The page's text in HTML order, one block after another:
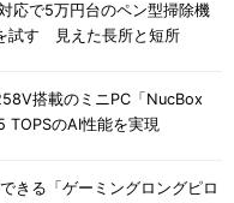
応で5万円台のペン型掃除機
試す 見えた長所と短所
搭載のミニPC「NucBox
のAI性能を実現
きる「ゲーミングロングピロ